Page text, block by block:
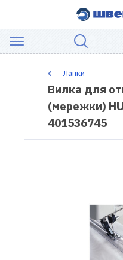
ШВЕЙНОЕ
ОБОРУДОВАНИЕ
ЗАПЧАСТИ
Лапки
Вилка для
(мережки)
401536745